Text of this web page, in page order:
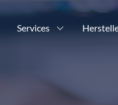
Services